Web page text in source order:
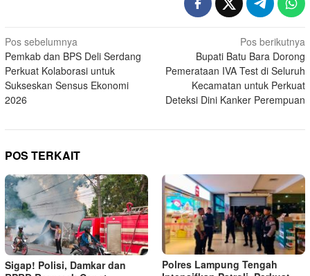
Navigasi
pos
Pos sebelumnya
Pemkab dan BPS Deli Serdang
Perkuat Kolaborasi untuk
Sukseskan Sensus Ekonomi
2026
Pos berikutnya
Bupati Batu Bara Dorong
Pemerataan IVA Test di Seluruh
Kecamatan untuk Perkuat
Deteksi Dini Kanker Perempuan
POS TERKAIT
Sigap! Polisi, Damkar dan
Polres Lampung Tengah